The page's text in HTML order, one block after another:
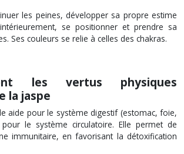
les peines, développer sa propre estime
se positionner et prendre sa
Ses couleurs se relie à celles des chakras.
les vertus physiques
la jaspe
aide pour le système digestif (estomac, foie,
le système circulatoire. Elle permet de
immunitaire, en favorisant la détoxification